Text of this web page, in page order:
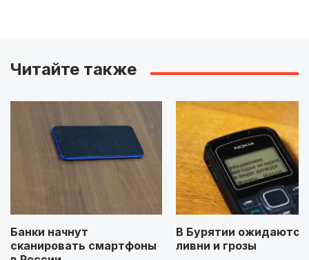
Читайте также
Банки начнут
сканировать смартфоны
В Бурятии ожидаются
ливни и грозы